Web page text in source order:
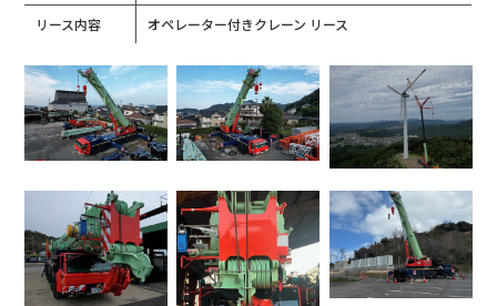
リース内容 オペレーター付きクレーン リース